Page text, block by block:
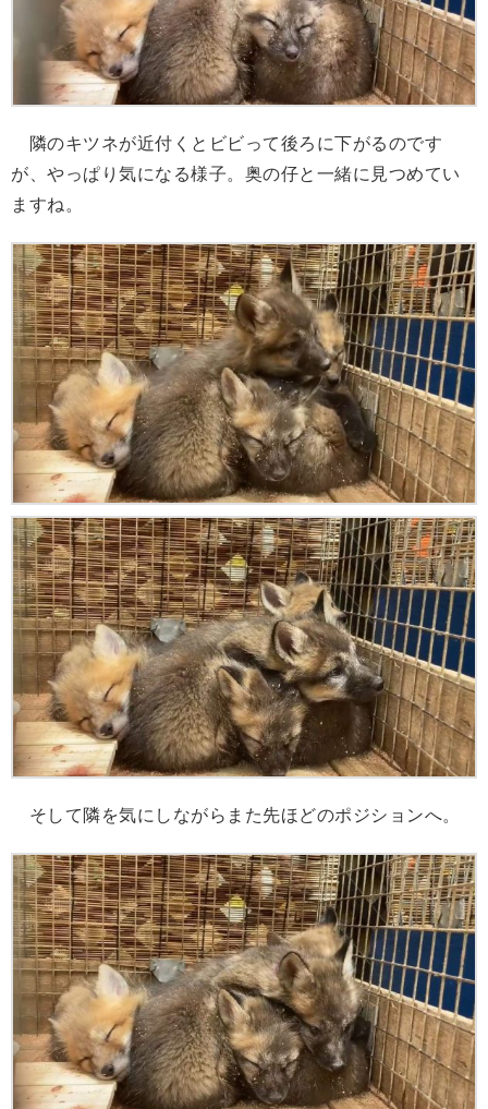
隣のキツネが近付くとビビって後ろに下がるのです
が、やっぱり気になる様子。奥の仔と一緒に見つめてい
ますね。
そして隣を気にしながらまた先ほどのポジションへ。